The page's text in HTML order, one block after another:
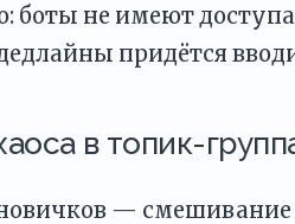
боты не имеют
придётся
в топик-
—